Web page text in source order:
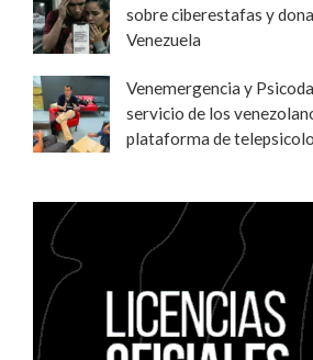
sobre ciberestafas y
Venezuela
Venemergencia y
servicio de los
plataforma de